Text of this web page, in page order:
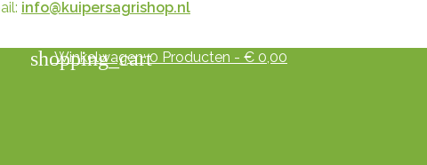
info@kuipersagrishop.nl
shopping_cart
Winkelwagen: 0 Producten - € 0,00